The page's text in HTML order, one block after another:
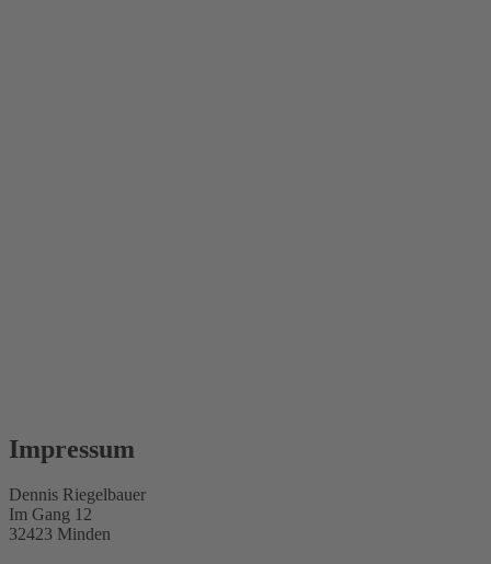
Impressum
Dennis Riegelbauer
Im Gang 12
32423 Minden